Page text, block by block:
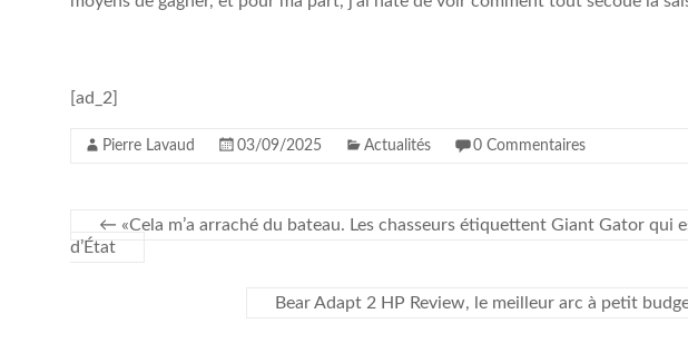
[ad_2]
Pierre Lavaud 03/09/2025 Actualités 0 Commentaires
← «Cela m’a arraché du bateau. Les chasseurs étiquettent Giant Gator qui
d’État
Bear Adapt 2 HP Review, le meilleur arc à petit